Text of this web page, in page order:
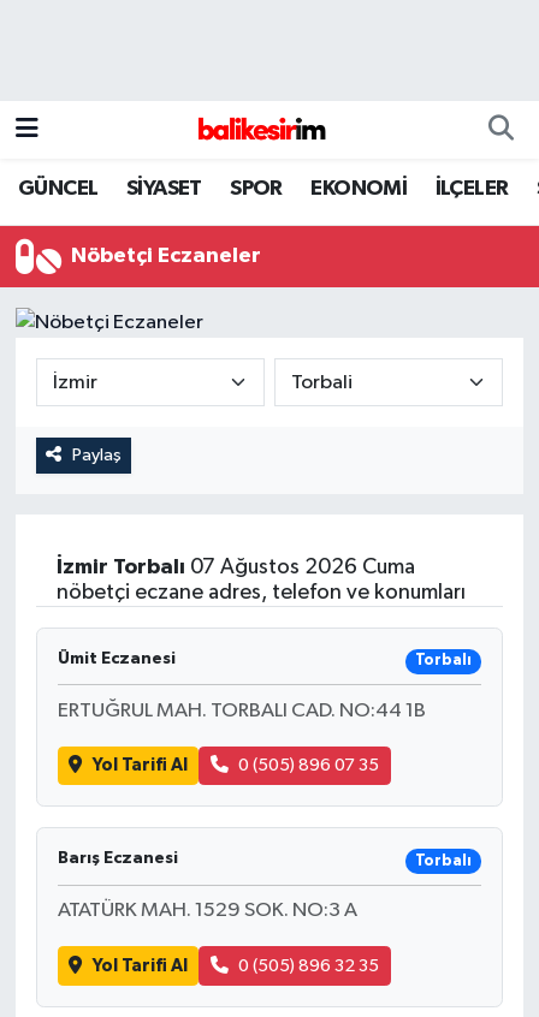
GÜNCEL SİYASET SPOR EKONOMİ İLÇELER
Nöbetçi Eczaneler
Paylaş
İzmir Torbalı 07 Ağustos 2026 Cuma
nöbetçi eczane adres, telefon ve konumları
Ümit Eczanesi Torbalı
ERTUĞRUL MAH. TORBALI CAD. NO:44 1B
Yol Tarifi Al 0 (505) 896 07 35
Barış Eczanesi Torbalı
ATATÜRK MAH. 1529 SOK. NO:3 A
Yol Tarifi Al 0 (505) 896 32 35